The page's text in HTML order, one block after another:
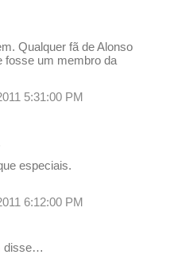
Qualquer fã de Alonso
fosse um membro da
5:31:00 PM
especiais.
6:12:00 PM
disse…